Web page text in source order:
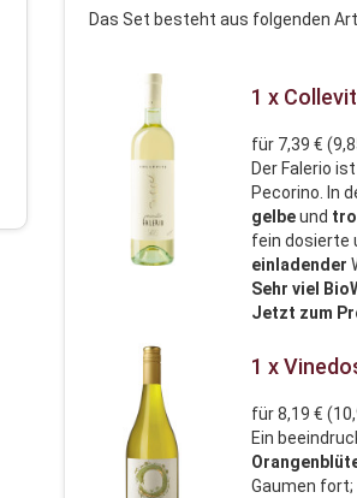
Das Set besteht aus folgenden
1 x
für 7,39 €
Der Falerio
Pecorino. In
gelbeund
fein dosierte
einladender
Sehr viel
Jetzt zum
1 x
für 8,19 €
Ein
Gaumen fort;